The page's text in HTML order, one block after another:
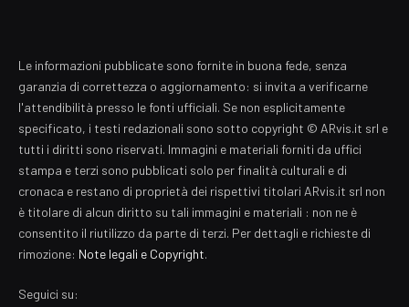
Le informazioni pubblicate sono fornite in buona fede, senza
garanzia di correttezza o aggiornamento: si invita a verificarne
l'attendibilità presso le fonti ufficiali. Se non esplicitamente
specificato, i testi redazionali sono sotto copyright © ARvis.it srl e
tutti i diritti sono riservati. Immagini e materiali forniti da uffici
stampa e terzi sono pubblicati solo per finalità culturali e di
cronaca e restano di proprietà dei rispettivi titolari ARvis.it srl non
è titolare di alcun diritto su tali immagini e materiali : non ne è
consentito il riutilizzo da parte di terzi. Per dettagli e richieste di
rimozione: Note legali e Copyright.
Seguici su: